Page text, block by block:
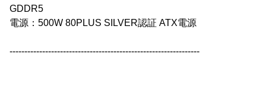
GDDR5
電源：500W 80PLUS SILVER認証 ATX電源
----------------------------------------------------------------